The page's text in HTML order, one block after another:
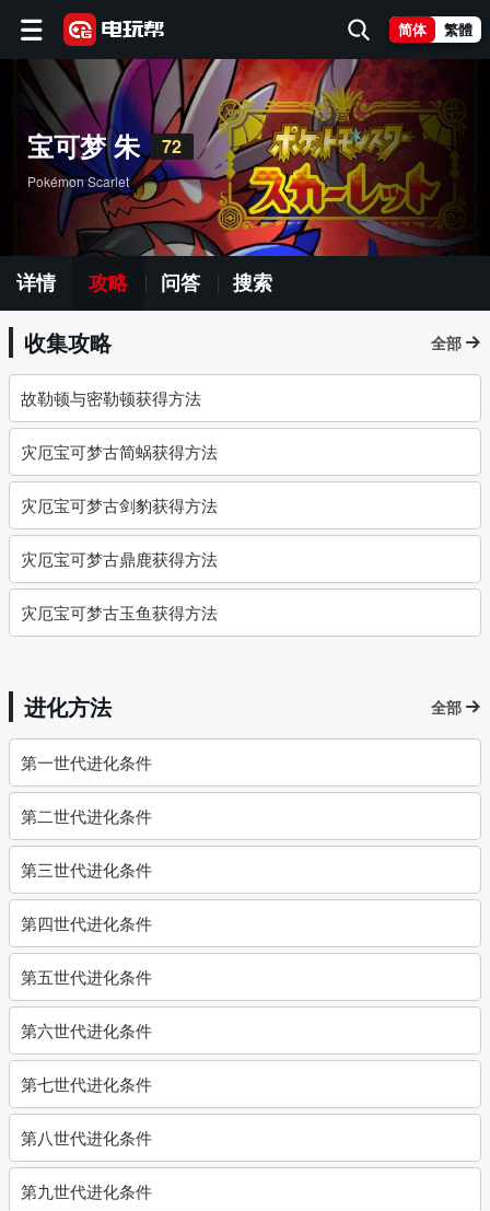
简体 繁體
宝可梦 朱 72
Pokémon Scarlet
详情 攻略 问答 搜索
收集攻略 全部
故勒顿与密勒顿获得方法
灾厄宝可梦古简蜗获得方法
灾厄宝可梦古剑豹获得方法
灾厄宝可梦古鼎鹿获得方法
灾厄宝可梦古玉鱼获得方法
进化方法 全部
第一世代进化条件
第二世代进化条件
第三世代进化条件
第四世代进化条件
第五世代进化条件
第六世代进化条件
第七世代进化条件
第八世代进化条件
第九世代进化条件